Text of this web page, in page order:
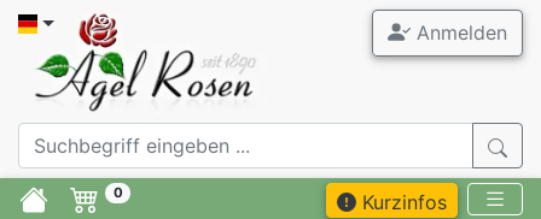
Anmelden
0 Kurzinfos